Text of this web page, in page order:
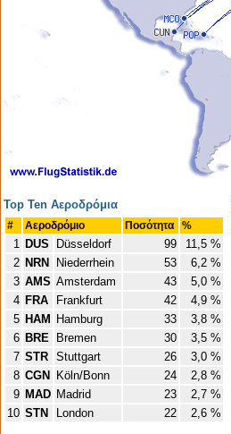
Top Ten Αεροδρόμια
# Αεροδρόμιο Ποσότητα %
1 DUS Düsseldorf 99
11,5 %
2 NRN Niederrhein 53
6,2 %
3 AMS Amsterdam 43
5,0 %
4 FRA Frankfurt 42
4,9 %
5 HAM Hamburg 33
3,8 %
6 BRE Bremen 30
3,5 %
7 STR Stuttgart 26
3,0 %
8 CGN Köln/Bonn 24
2,8 %
9 MAD Madrid 23
2,7 %
10 STN London 22 2,6 %